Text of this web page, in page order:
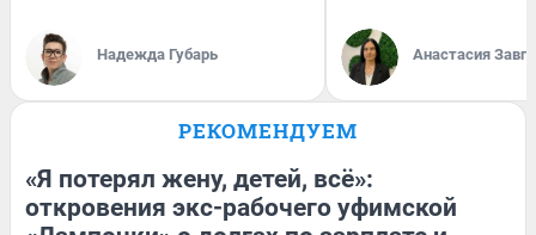
Надежда Губарь Анастасия
РЕКОМЕНДУЕМ
«Я потерял жену, детей, всё»:
откровения экс-рабочего уфимской